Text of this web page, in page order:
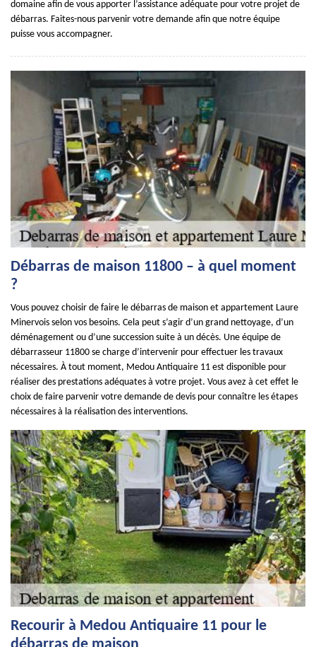
domaine afin de vous apporter l’assistance adéquate pour votre projet de
débarras. Faites-nous parvenir votre demande afin que notre équipe
puisse vous accompagner.
Débarras de maison 11800 – à quel moment
?
Vous pouvez choisir de faire le débarras de maison et appartement Laure
Minervois selon vos besoins. Cela peut s’agir d’un grand nettoyage, d’un
déménagement ou d’une succession suite à un décès. Une équipe de
débarrasseur 11800 se charge d’intervenir pour effectuer les travaux
nécessaires. À tout moment, Medou Antiquaire 11 est disponible pour
réaliser des prestations adéquates à votre projet. Vous avez à cet effet le
choix de faire parvenir votre demande de devis pour connaître les étapes
nécessaires à la réalisation des interventions.
Recourir à Medou Antiquaire 11 pour le